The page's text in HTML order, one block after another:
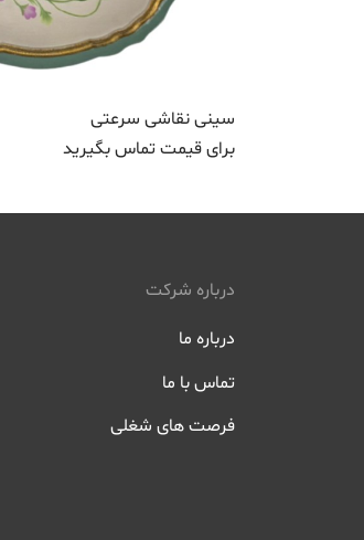
سینی نقاشی سرعتی
برای قیمت تماس بگیرید
درباره شرکت
درباره ما
تماس با ما
فرصت های شغلی